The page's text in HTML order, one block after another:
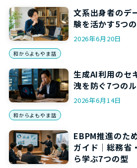
文系出身者のデ
験を活かす5つ
2026年6月20日
和からよもやま話
生成AI利用のセ
洩を防ぐ7つの
2026年6月14日
和からよもやま話
EBPM推進のた
ガイド｜総務省
ら学ぶ7つの型